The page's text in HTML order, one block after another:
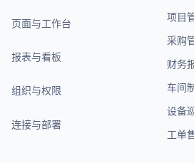
页面与工作台
报表与看板
组织与权限
连接与部署
项目
采购
财务
车间
设备
工单